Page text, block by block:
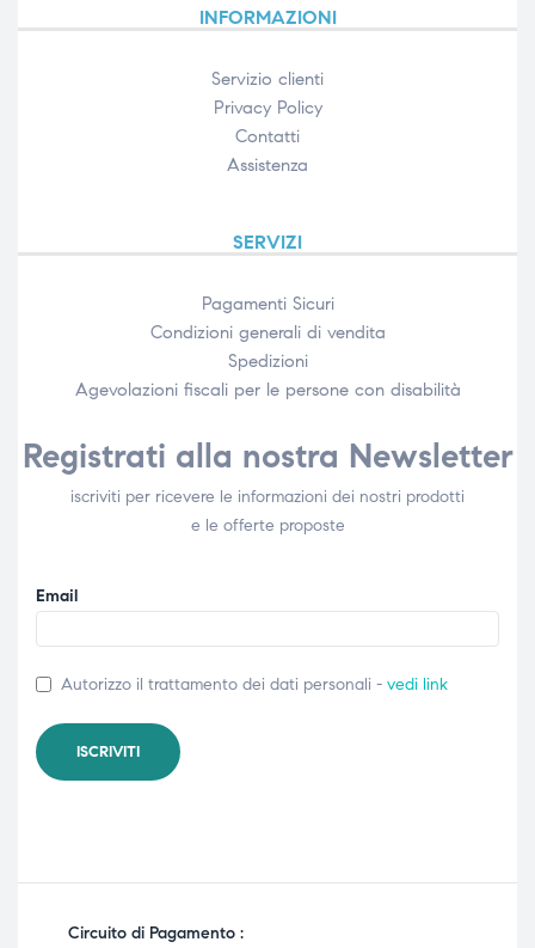
INFORMAZIONI
Servizio clienti
Privacy Policy
Contatti
Assistenza
SERVIZI
Pagamenti Sicuri
Condizioni generali di vendita
Spedizioni
Agevolazioni fiscali per le persone con disabilità​
Registrati alla nostra Newsletter
iscriviti per ricevere le informazioni dei nostri prodotti
e le offerte proposte
Email
Autorizzo il trattamento dei dati personali - vedi link
Circuito di Pagamento :